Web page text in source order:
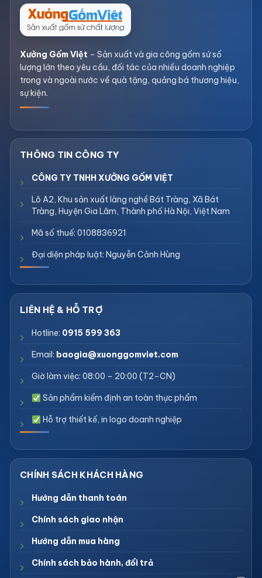
Xưởng Gốm Việt – Sản xuất và gia công gốm sứ số
lượng lớn theo yêu cầu, đối tác của nhiều doanh nghiệp
trong và ngoài nước về quà tặng, quảng bá thương hiệu,
sự kiện.
CÔNG TY TNHH XƯỞNG GỐM VIỆT
Lô A2, Khu sản xuất làng nghề Bát Tràng, Xã Bát
Tràng, Huyện Gia Lâm, Thành phố Hà Nội, Việt Nam
Mã số thuế: 0108836921
Đại diện pháp luật: Nguyễn Cảnh Hùng
Hotline: 0915 599 363
Email: baogia@xuonggomviet.com
Giờ làm việc: 08:00 – 20:00 (T2–CN)
Sản phẩm kiểm định an toàn thực phẩm
Hỗ trợ thiết kế, in logo doanh nghiệp
Hướng dẫn thanh toán
Chính sách giao nhận
Hướng dẫn mua hàng
Chính sách bảo hành, đổi trả